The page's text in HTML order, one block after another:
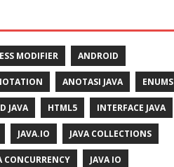
MODIFIER ANDROID
ANOTASI JAVA ENUMS
JAVA HTML5 INTERFACE JAVA
JAVA.IO JAVA COLLECTIONS
CONCURRENCY JAVA IO